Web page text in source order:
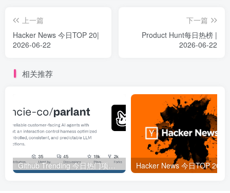
上一篇
Hacker News 今日TOP 20|
2026-06-22
下一篇
Product Hunt每日热榜 |
2026-06-22
相关推荐
Github Trending 今日热门项目 | 2025-09-06